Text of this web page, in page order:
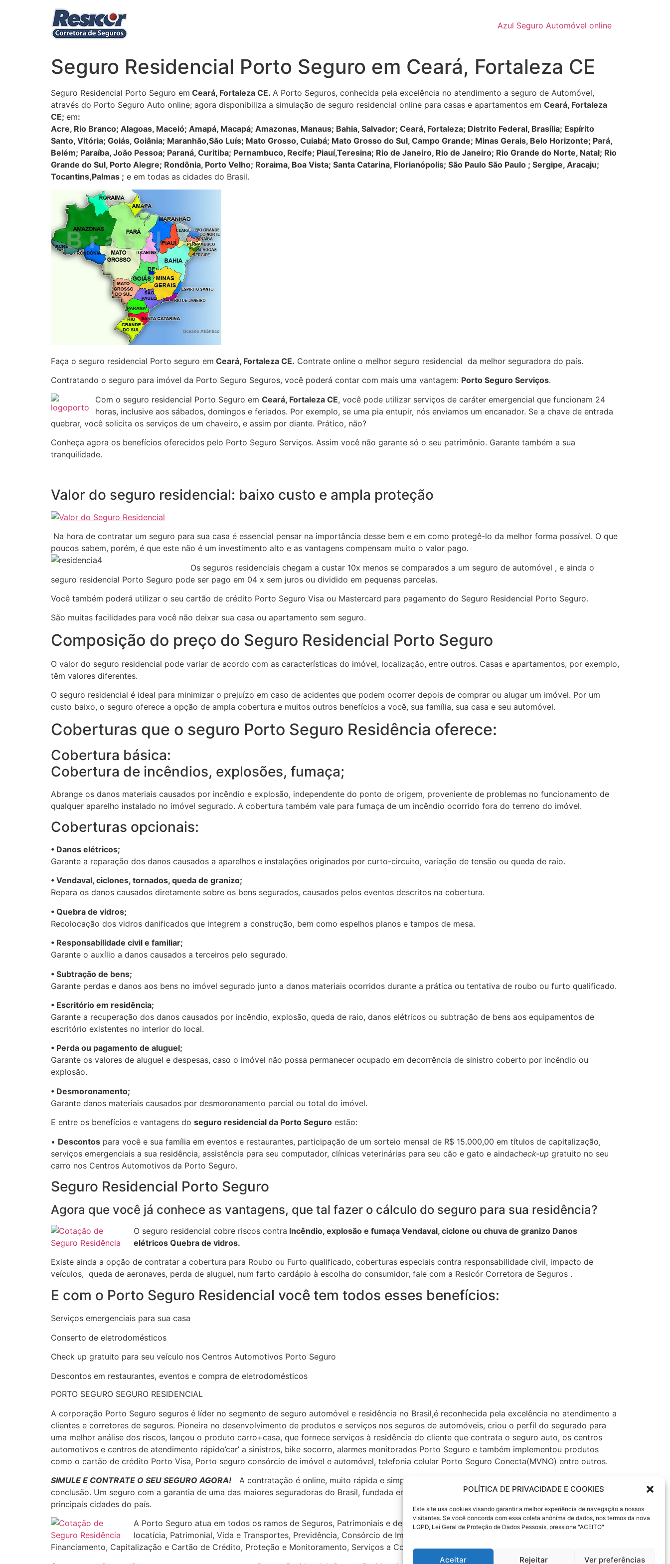
POLÍTICA DE PRIVACIDADE E COOKIES
Este site usa cookies visando garantir a melhor experiência de navegação a nossos
visitantes. Se você concorda com essa coleta anônima de dados, nos termos da nova
LGPD, Lei Geral de Proteção de Dados Pessoais, pressione "ACEITO"
Aceitar Rejeitar Ver preferências
Azul Seguro Automóvel online
Seguro Residencial Porto Seguro em Ceará, Fortaleza CE
Seguro Residencial Porto Seguro em Ceará, Fortaleza CE. A Porto Seguros, conhecida pela excelência no atendimento a seguro de Automóvel,
através do Porto Seguro Auto online; agora disponibiliza a simulação de seguro residencial online para casas e apartamentos em Ceará, Fortaleza
CE; em:
Acre, Rio Branco; Alagoas, Maceió; Amapá, Macapá; Amazonas, Manaus; Bahia, Salvador; Ceará, Fortaleza; Distrito Federal, Brasília; Espírito
Santo, Vitória; Goiás, Goiânia; Maranhão,São Luís; Mato Grosso, Cuiabá; Mato Grosso do Sul, Campo Grande; Minas Gerais, Belo Horizonte; Pará,
Belém; Paraíba, João Pessoa; Paraná, Curitiba; Pernambuco, Recife; Piauí,Teresina; Rio de Janeiro, Rio de Janeiro; Rio Grande do Norte, Natal; Rio
Grande do Sul, Porto Alegre; Rondônia, Porto Velho; Roraima, Boa Vista; Santa Catarina, Florianópolis; São Paulo São Paulo ; Sergipe, Aracaju;
Tocantins,Palmas ; e em todas as cidades do Brasil.
Faça o seguro residencial Porto seguro em Ceará, Fortaleza CE. Contrate online o melhor seguro residencial da melhor seguradora do país.
Contratando o seguro para imóvel da Porto Seguro Seguros, você poderá contar com mais uma vantagem: Porto Seguro Serviços.
Com o seguro residencial Porto Seguro em Ceará, Fortaleza CE, você pode utilizar serviços de caráter emergencial que funcionam 24
horas, inclusive aos sábados, domingos e feriados. Por exemplo, se uma pia entupir, nós enviamos um encanador. Se a chave de entrada
quebrar, você solicita os serviços de um chaveiro, e assim por diante. Prático, não?
Conheça agora os benefícios oferecidos pelo Porto Seguro Serviços. Assim você não garante só o seu patrimônio. Garante também a sua
tranquilidade.
Valor do seguro residencial: baixo custo e ampla proteção
Na hora de contratar um seguro para sua casa é essencial pensar na importância desse bem e em como protegê-lo da melhor forma possível. O que
poucos sabem, porém, é que este não é um investimento alto e as vantagens compensam muito o valor pago.
Os seguros residenciais chegam a custar 10x menos se comparados a um seguro de automóvel , e ainda o
seguro residencial Porto Seguro pode ser pago em 04 x sem juros ou dividido em pequenas parcelas.
Você também poderá utilizar o seu cartão de crédito Porto Seguro Visa ou Mastercard para pagamento do Seguro Residencial Porto Seguro.
São muitas facilidades para você não deixar sua casa ou apartamento sem seguro.
Composição do preço do Seguro Residencial Porto Seguro
O valor do seguro residencial pode variar de acordo com as características do imóvel, localização, entre outros. Casas e apartamentos, por exemplo,
têm valores diferentes.
O seguro residencial é ideal para minimizar o prejuízo em caso de acidentes que podem ocorrer depois de comprar ou alugar um imóvel. Por um
custo baixo, o seguro oferece a opção de ampla cobertura e muitos outros benefícios a você, sua família, sua casa e seu automóvel.
Coberturas que o seguro Porto Seguro Residência oferece:
Cobertura básica:
Cobertura de incêndios, explosões, fumaça;
Abrange os danos materiais causados por incêndio e explosão, independente do ponto de origem, proveniente de problemas no funcionamento de
qualquer aparelho instalado no imóvel segurado. A cobertura também vale para fumaça de um incêndio ocorrido fora do terreno do imóvel.
Coberturas opcionais:
• Danos elétricos;
Garante a reparação dos danos causados a aparelhos e instalações originados por curto-circuito, variação de tensão ou queda de raio.
• Vendaval, ciclones, tornados, queda de granizo;
Repara os danos causados diretamente sobre os bens segurados, causados pelos eventos descritos na cobertura.
• Quebra de vidros;
Recolocação dos vidros danificados que integrem a construção, bem como espelhos planos e tampos de mesa.
• Responsabilidade civil e familiar;
Garante o auxílio a danos causados a terceiros pelo segurado.
• Subtração de bens;
Garante perdas e danos aos bens no imóvel segurado junto a danos materiais ocorridos durante a prática ou tentativa de roubo ou furto qualificado.
• Escritório em residência;
Garante a recuperação dos danos causados por incêndio, explosão, queda de raio, danos elétricos ou subtração de bens aos equipamentos de
escritório existentes no interior do local.
• Perda ou pagamento de aluguel;
Garante os valores de aluguel e despesas, caso o imóvel não possa permanecer ocupado em decorrência de sinistro coberto por incêndio ou
explosão.
• Desmoronamento;
Garante danos materiais causados por desmoronamento parcial ou total do imóvel.
E entre os benefícios e vantagens do seguro residencial da Porto Seguro estão:
• Descontos para você e sua família em eventos e restaurantes, participação de um sorteio mensal de R$ 15.000,00 em títulos de capitalização,
serviços emergenciais a sua residência, assistência para seu computador, clínicas veterinárias para seu cão e gato e aindacheck-up gratuito no seu
carro nos Centros Automotivos da Porto Seguro.
Seguro Residencial Porto Seguro
Agora que você já conhece as vantagens, que tal fazer o cálculo do seguro para sua residência?
O seguro residencial cobre riscos contra Incêndio, explosão e fumaça Vendaval, ciclone ou chuva de granizo Danos
elétricos Quebra de vidros.
Existe ainda a opção de contratar a cobertura para Roubo ou Furto qualificado, coberturas especiais contra responsabilidade civil, impacto de
veículos, queda de aeronaves, perda de aluguel, num farto cardápio à escolha do consumidor, fale com a Resicór Corretora de Seguros .
E com o Porto Seguro Residencial você tem todos esses benefícios:
Serviços emergenciais para sua casa
Conserto de eletrodomésticos
Check up gratuito para seu veículo nos Centros Automotivos Porto Seguro
Descontos em restaurantes, eventos e compra de eletrodomésticos
PORTO SEGURO SEGURO RESIDENCIAL
A corporação Porto Seguro seguros é líder no segmento de seguro automóvel e residência no Brasil,é reconhecida pela excelência no atendimento a
clientes e corretores de seguros. Pioneira no desenvolvimento de produtos e serviços nos seguros de automóveis, criou o perfil do segurado para
uma melhor análise dos riscos, lançou o produto carro+casa, que fornece serviços à residência do cliente que contrata o seguro auto, os centros
automotivos e centros de atendimento rápido’car’ a sinistros, bike socorro, alarmes monitorados Porto Seguro e também implementou produtos
como o cartão de crédito Porto Visa, Porto seguro consórcio de imóvel e automóvel, telefonia celular Porto Seguro Conecta(MVNO) entre outros.
SIMULE E CONTRATE O SEU SEGURO AGORA!
A contratação é online, muito rápida e simples. Você levará apenas alguns minutos para a
conclusão. Um seguro com a garantia de uma das maiores seguradoras do Brasil, fundada em 1945, com milhões de clientes e com escritórios nas
principais cidades do país.
A Porto Seguro atua em todos os ramos de Seguros, Patrimoniais e de Pessoas, seguro Automóvel, Saúde Empresarial, fiança
locatícia, Patrimonial, Vida e Transportes, Previdência, Consórcio de Imóveis e Automóveis, Administração de Investimentos,
Financiamento, Capitalização e Cartão de Crédito, Proteção e Monitoramento, Serviços a Condomínios e Residências e Telecomunicações.